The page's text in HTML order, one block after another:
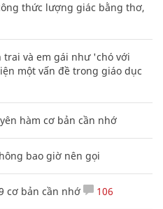
thức lượng giác bằng thơ,
trai và em gái như 'chó với
một vấn đề trong giáo dục
hàm cơ bản cần nhớ
bao giờ nên gọi
cơ bản cần nhớ 106